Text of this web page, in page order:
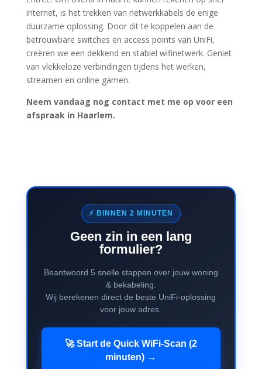
internet, is het trekken van netwerkkabels de enige
duurzame oplossing. Door dit te koppelen aan de
betrouwbare switches en access points van UniFi,
creëren we een dekkend en stabiel wifinetwerk. Geniet
van vlekkeloze verbindingen tijdens het werken,
streamen en online gamen.
Neem vandaag nog contact met me op voor een
afspraak in Haarlem.
⚡ BINNEN 2 MINUTEN
Geen zin in een lang
formulier?
Beantwoord 5 snelle stappen over jouw woning
& bekabeling.
Wij berekenen direct de beste UniFi-oplossing
voor jouw adres.
🚀 Start de Quick WiFi-Scan (2
minuten) →